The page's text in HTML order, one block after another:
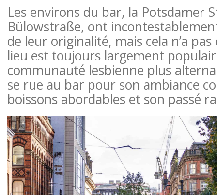
Les environs du bar, la Potsdamer
Bülowstraße, ont
de leur originalité, mais cela n’a
lieu est toujours largement
communauté lesbienne plus
se rue au bar pour son ambiance
boissons abordables et son passé